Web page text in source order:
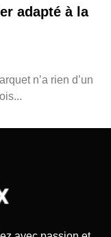
adapté à la
n’a rien d’un